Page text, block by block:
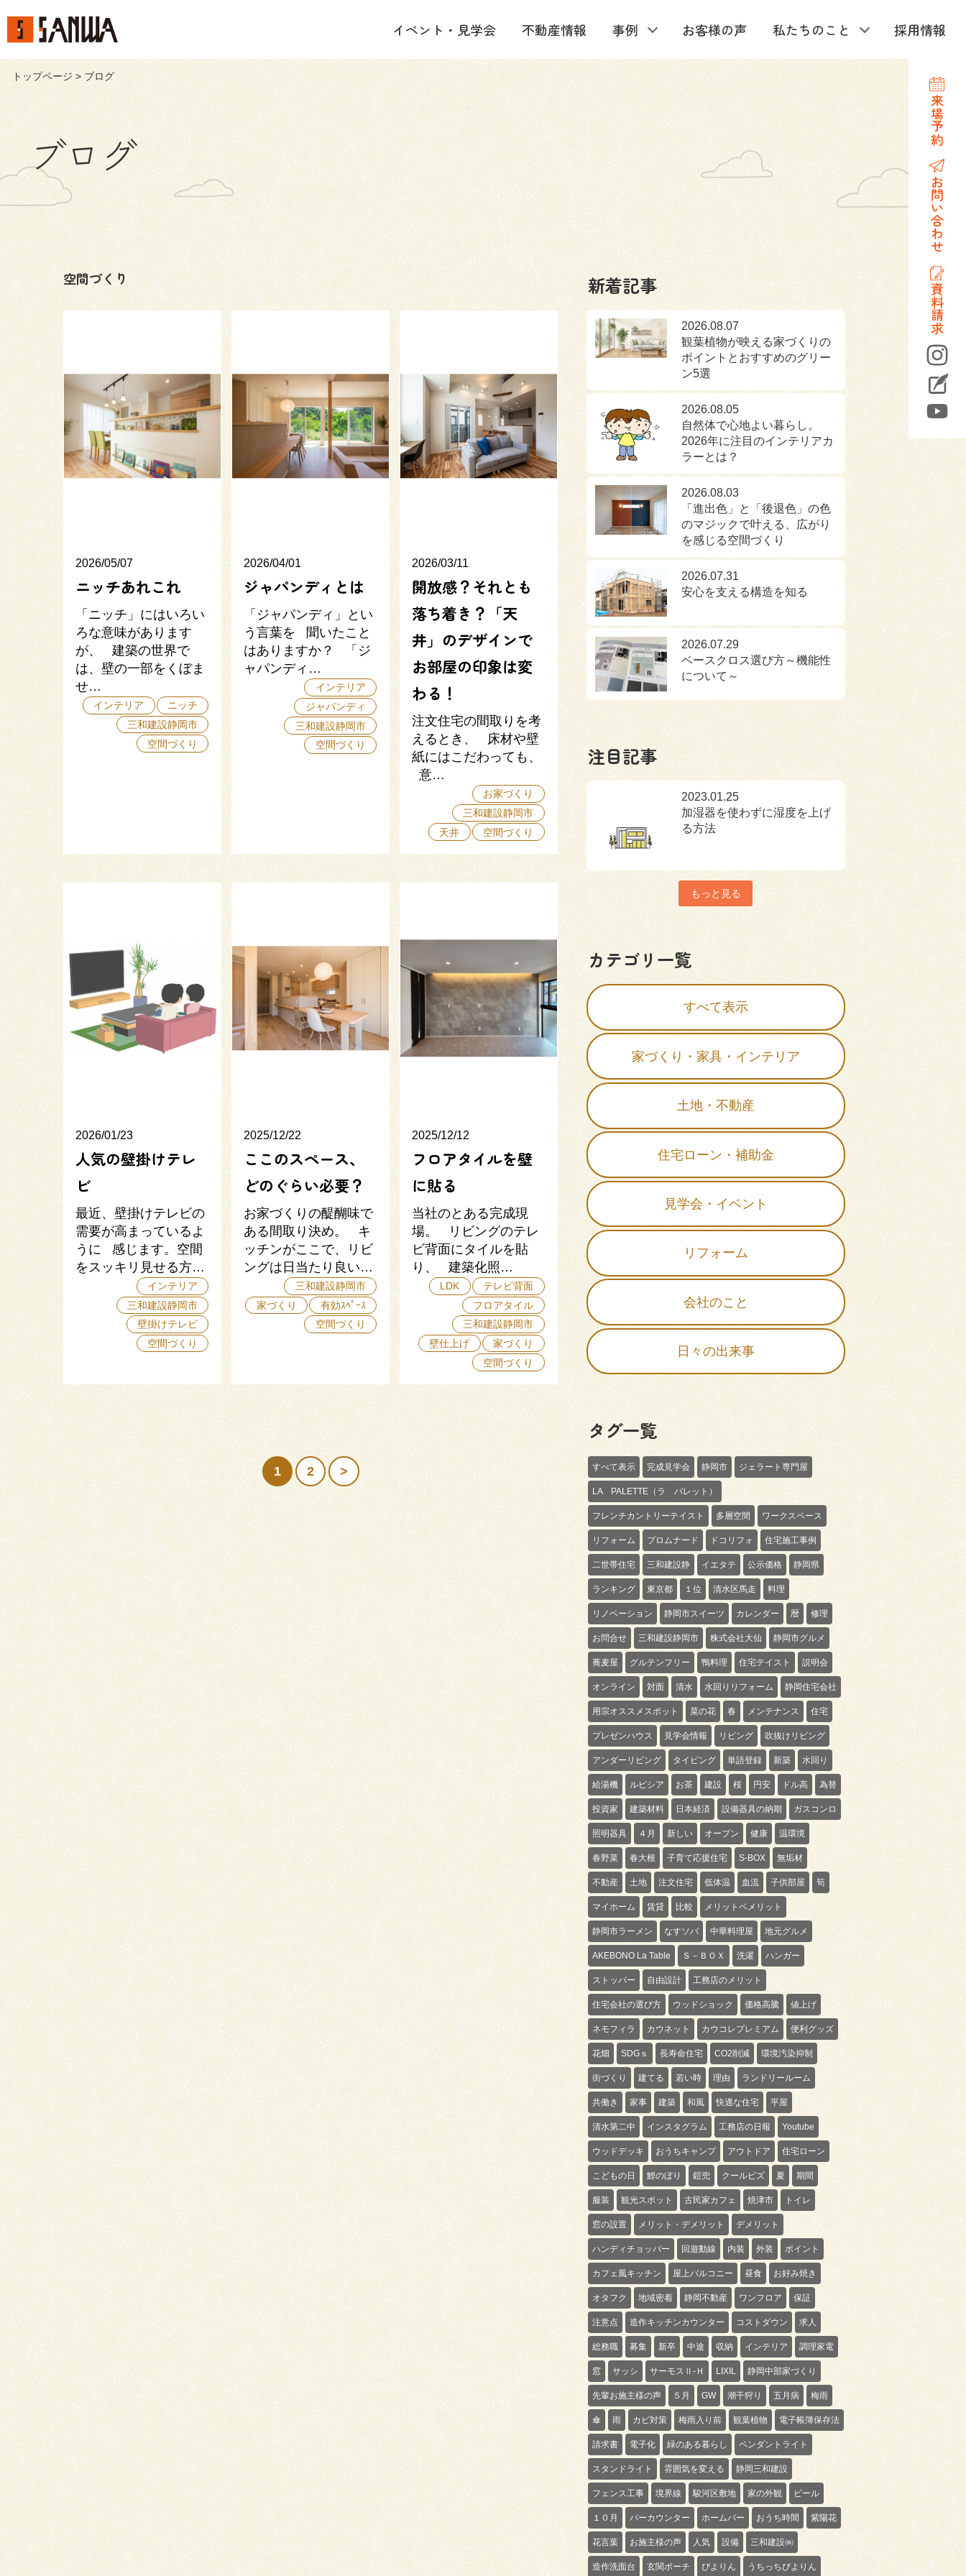
イベント・見学会 不動産情報 事例 お客様の声 私たちのこと 採用情報
来場予約
お問い合わせ
資料請求
トップページ > ブログ
ブログ
空間づくり
2026/05/07
ニッチあれこれ
「ニッチ」にはいろい
ろな意味があります
が、 建築の世界で
は、壁の一部をくぼま
せ…
インテリア
ニッチ
三和建設静岡市
空間づくり
2026/04/01
ジャパンディとは
「ジャパンディ」とい
う言葉を 聞いたこと
はありますか？ 「ジ
ャパンディ…
インテリア
ジャパンディ
三和建設静岡市
空間づくり
2026/03/11
開放感？それとも
落ち着き？「天
井」のデザインで
お部屋の印象は変
わる！
注文住宅の間取りを考
えるとき、 床材や壁
紙にはこだわっても、
意…
お家づくり
三和建設静岡市
天井
空間づくり
2026/01/23
人気の壁掛けテレ
ビ
最近、壁掛けテレビの
需要が高まっているよ
うに 感じます。空間
をスッキリ見せる方…
インテリア
三和建設静岡市
壁掛けテレビ
空間づくり
2025/12/22
ここのスペース、
どのぐらい必要？
お家づくりの醍醐味で
ある間取り決め。 キ
ッチンがここで、リビ
ングは日当たり良い…
三和建設静岡市
家づくり
有効ｽﾍﾟｰｽ
空間づくり
2025/12/12
フロアタイルを壁
に貼る
当社のとある完成現
場。 リビングのテレ
ビ背面にタイルを貼
り、 建築化照…
LDK
テレビ背面
フロアタイル
三和建設静岡市
壁仕上げ
家づくり
空間づくり
1 2 >
新着記事
2026.08.07
観葉植物が映える家づくりの
ポイントとおすすめのグリー
ン5選
2026.08.05
自然体で心地よい暮らし。
2026年に注目のインテリアカ
ラーとは？
2026.08.03
「進出色」と「後退色」の色
のマジックで叶える、広がり
を感じる空間づくり
2026.07.31
安心を支える構造を知る
2026.07.29
ベースクロス選び方～機能性
について～
注目記事
2023.01.25
加湿器を使わずに湿度を上げ
る方法
もっと見る
カテゴリ一覧
すべて表示
家づくり・家具・インテリア
土地・不動産
住宅ローン・補助金
見学会・イベント
リフォーム
会社のこと
日々の出来事
タグ一覧
すべて表示 完成見学会 静岡市 ジェラート専門屋
LA PALETTE（ラ パレット）
フレンチカントリーテイスト 多層空間 ワークスペース
リフォーム プロムナード ドコリフォ 住宅施工事例
二世帯住宅 三和建設静 イエタテ 公示価格 静岡県
ランキング 東京都 １位 清水区馬走 料理
リノベーション 静岡市スイーツ カレンダー 暦 修理
お問合せ 三和建設静岡市 株式会社大仙 静岡市グルメ
蕎麦屋 グルテンフリー 鴨料理 住宅テイスト 説明会
オンライン 対面 清水 水回りリフォーム 静岡住宅会社
用宗オススメスポット 菜の花 春 メンテナンス 住宅
プレゼンハウス 見学会情報 リビング 吹抜けリビング
アンダーリビング タイピング 単語登録 新築 水回り
給湯機 ルピシア お茶 建設 桜 円安 ドル高 為替
投資家 建築材料 日本経済 設備器具の納期 ガスコンロ
照明器具 ４月 新しい オープン 健康 温環境
春野菜 春大根 子育て応援住宅 S-BOX 無垢材
不動産 土地 注文住宅 低体温 血流 子供部屋 筍
マイホーム 賃貸 比較 メリットベメリット
静岡市ラーメン なすソバ 中華料理屋 地元グルメ
AKEBONO La Table Ｓ－ＢＯＸ 洗濯 ハンガー
ストッパー 自由設計 工務店のメリット
住宅会社の選び方 ウッドショック 価格高騰 値上げ
ネモフィラ カウネット カウコレプレミアム 便利グッズ
花畑 SDGｓ 長寿命住宅 CO2削減 環境汚染抑制
街づくり 建てる 若い時 理由 ランドリールーム
共働き 家事 建築 和風 快適な住宅 平屋
清水第二中 インスタグラム 工務店の日報 Youtube
ウッドデッキ おうちキャンプ アウトドア 住宅ローン
こどもの日 鯉のぼり 鎧兜 クールビズ 夏 期間
服装 観光スポット 古民家カフェ 焼津市 トイレ
窓の設置 メリット・デメリット デメリット
ハンディチョッパー 回遊動線 内装 外装 ポイント
カフェ風キッチン 屋上バルコニー 昼食 お好み焼き
オタフク 地域密着 静岡不動産 ワンフロア 保証
注意点 造作キッチンカウンター コストダウン 求人
総務職 募集 新卒 中途 収納 インテリア 調理家電
窓 サッシ サーモスⅡ-Ｈ LIXIL 静岡中部家づくり
先輩お施主様の声 ５月 GW 潮干狩り 五月病 梅雨
傘 雨 カビ対策 梅雨入り前 観葉植物 電子帳簿保存法
請求書 電子化 緑のある暮らし ペンダントライト
スタンドライト 雰囲気を変える 静岡三和建設
フェンス工事 境界線 駿河区敷地 家の外観 ビール
１０月 バーカウンター ホームバー おうち時間 紫陽花
花言葉 お施主様の声 人気 設備 三和建設㈱
造作洗面台 玄関ポーチ ぴよりん うちっちぴよりん